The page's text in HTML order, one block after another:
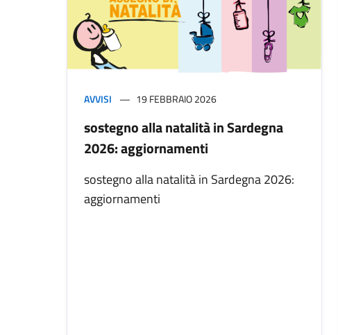
AVVISI 19 FEBBRAIO 2026
sostegno alla natalità in Sardegna
2026: aggiornamenti
sostegno alla natalità in Sardegna 2026:
aggiornamenti